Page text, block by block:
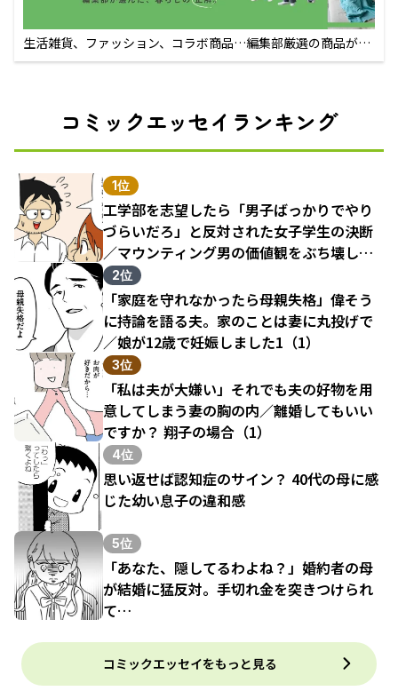
生活雑貨、ファッション、コラボ商品…編集部厳選の商品が買
えるECサイト
コミックエッセイランキング
1位
工学部を志望したら「男子ばっかりでやり
づらいだろ」と反対された女子学生の決断
／マウンティング男の価値観をぶち壊した
結果（1）
2位
「家庭を守れなかったら母親失格」偉そう
に持論を語る夫。家のことは妻に丸投げで
／娘が12歳で妊娠しました1（1）
3位
「私は夫が大嫌い」それでも夫の好物を用
意してしまう妻の胸の内／離婚してもいい
ですか？ 翔子の場合（1）
4位
思い返せば認知症のサイン？ 40代の母に感
じた幼い息子の違和感
5位
「あなた、隠してるわよね？」婚約者の母
が結婚に猛反対。手切れ金を突きつけられ
て…
コミックエッセイをもっと見る